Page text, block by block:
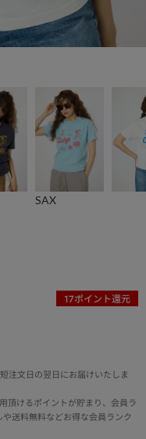
SAX
17ポイント還元
注文日の翌日にお届けいたしま
頂けるポイントが貯まり、会員ラ
送料無料などお得な会員ランク